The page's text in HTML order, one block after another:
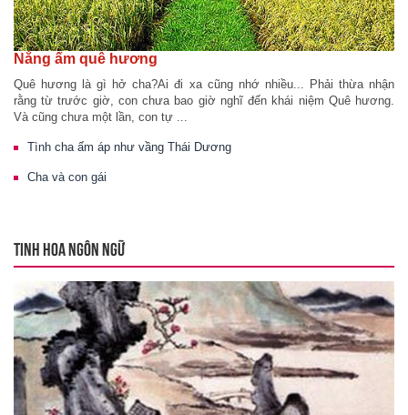
Nắng ấm quê hương
Quê hương là gì hở cha?Ai đi xa cũng nhớ nhiều... Phải thừa nhận
rằng từ trước giờ, con chưa bao giờ nghĩ đến khái niệm Quê hương.
Và cũng chưa một lần, con tự ...
Tình cha ấm áp như vầng Thái Dương
Cha và con gái
TINH HOA NGÔN NGỮ